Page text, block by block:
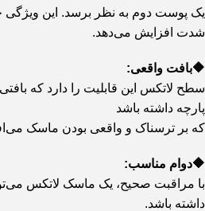
یک پوست دوم به نظر برسد. این ویژگی
شدت افزایش می‌دهد.
🔶بافت واقعی:
سطح لاتکس این قابلیت را دارد که
پارچه داشته باشد
که بر ترسناک و واقعی بودن ماسک
🔶دوام مناسب:
با مراقبت صحیح، یک ماسک لاتکس
داشته باشد.